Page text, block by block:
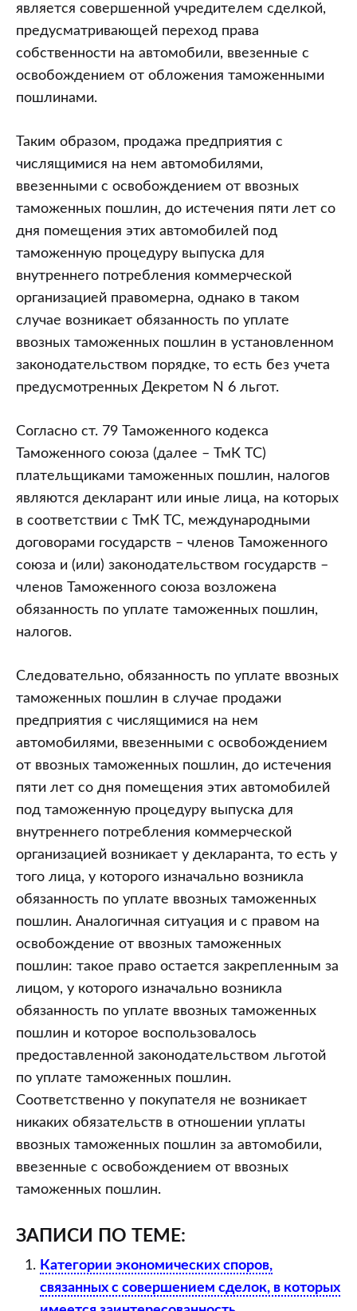
является совершенной учредителем сделкой,
предусматривающей переход права
собственности на автомобили, ввезенные с
освобождением от обложения таможенными
пошлинами.
Таким образом, продажа предприятия с
числящимися на нем автомобилями,
ввезенными с освобождением от ввозных
таможенных пошлин, до истечения пяти лет со
дня помещения этих автомобилей под
таможенную процедуру выпуска для
внутреннего потребления коммерческой
организацией правомерна, однако в таком
случае возникает обязанность по уплате
ввозных таможенных пошлин в установленном
законодательством порядке, то есть без учета
предусмотренных Декретом N 6 льгот.
Согласно ст. 79 Таможенного кодекса
Таможенного союза (далее – ТмК ТС)
плательщиками таможенных пошлин, налогов
являются декларант или иные лица, на которых
в соответствии с ТмК ТС, международными
договорами государств – членов Таможенного
союза и (или) законодательством государств –
членов Таможенного союза возложена
обязанность по уплате таможенных пошлин,
налогов.
Следовательно, обязанность по уплате ввозных
таможенных пошлин в случае продажи
предприятия с числящимися на нем
автомобилями, ввезенными с освобождением
от ввозных таможенных пошлин, до истечения
пяти лет со дня помещения этих автомобилей
под таможенную процедуру выпуска для
внутреннего потребления коммерческой
организацией возникает у декларанта, то есть у
того лица, у которого изначально возникла
обязанность по уплате ввозных таможенных
пошлин. Аналогичная ситуация и с правом на
освобождение от ввозных таможенных
пошлин: такое право остается закрепленным за
лицом, у которого изначально возникла
обязанность по уплате ввозных таможенных
пошлин и которое воспользовалось
предоставленной законодательством льготой
по уплате таможенных пошлин.
Соответственно у покупателя не возникает
никаких обязательств в отношении уплаты
ввозных таможенных пошлин за автомобили,
ввезенные с освобождением от ввозных
таможенных пошлин.
ЗАПИСИ ПО ТЕМЕ:
Категории экономических споров,
связанных с совершением сделок, в которых